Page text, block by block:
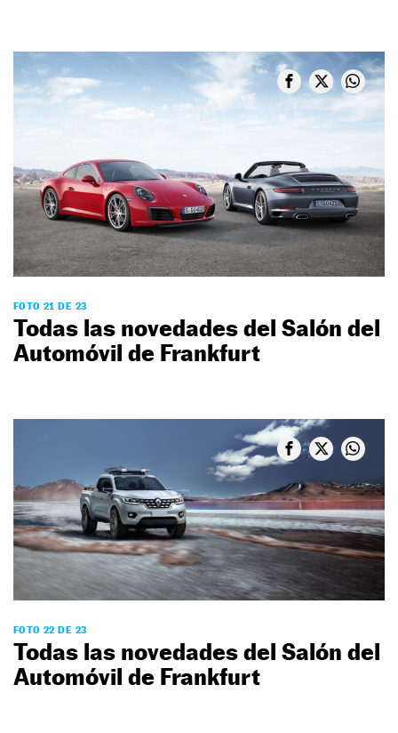
FOTO 21 DE 23
Todas las novedades del Salón del
Automóvil de Frankfurt
FOTO 22 DE 23
Todas las novedades del Salón del
Automóvil de Frankfurt